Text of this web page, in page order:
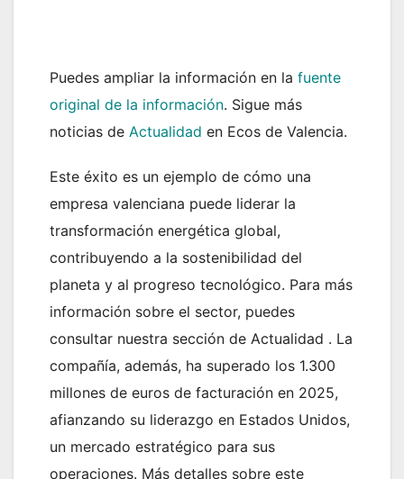
Puedes ampliar la información en la fuente
original de la información. Sigue más
noticias de Actualidad en Ecos de Valencia.
Este éxito es un ejemplo de cómo una
empresa valenciana puede liderar la
transformación energética global,
contribuyendo a la sostenibilidad del
planeta y al progreso tecnológico. Para más
información sobre el sector, puedes
consultar nuestra sección de Actualidad . La
compañía, además, ha superado los 1.300
millones de euros de facturación en 2025,
afianzando su liderazgo en Estados Unidos,
un mercado estratégico para sus
operaciones. Más detalles sobre este